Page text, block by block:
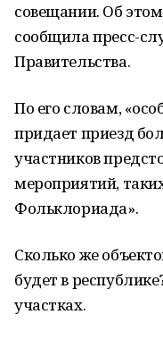
совещании. Об этом
сообщила пресс-
Правительства.
По его словам,
придает приезд
участников
мероприятий,
Фольклориада».
Сколько же
будет в
участках.